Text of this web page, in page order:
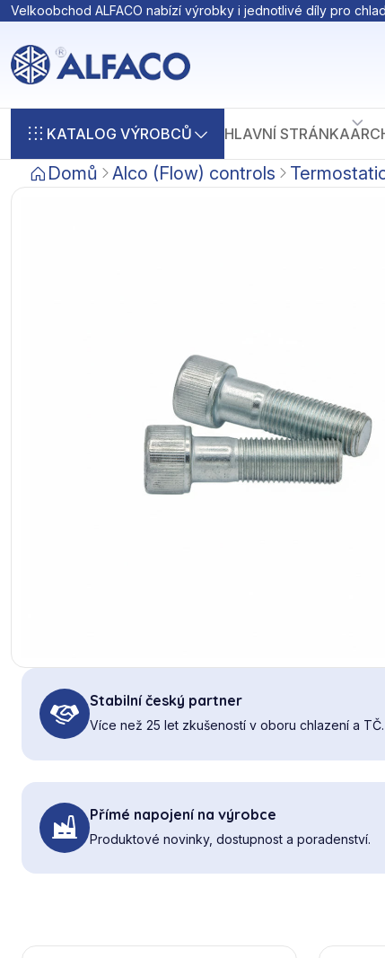
Velkoobchod ALFACO nabízí výrobky i jednotlivé díly pro
KATALOG VÝROBCŮ HLAVNÍ STRÁNKA
Domů Alco (Flow) controls
Stabilní český partner
Více než 25 let zkušeností v oboru chlazení a TČ.
Přímé napojení na výrobce
Produktové novinky, dostupnost a poradenství.